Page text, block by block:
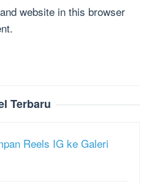
website in this browser
Terbaru
Reels IG ke Galeri